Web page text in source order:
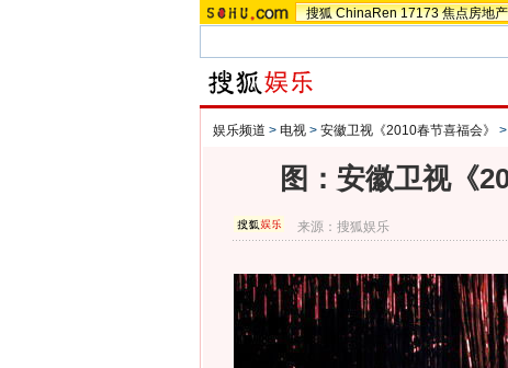
搜狐 ChinaRen 17173 焦点房地产
娱乐频道 > 电视 > 安徽卫视《2010春节喜福会》 >
图：安徽卫视《
来源：搜狐娱乐